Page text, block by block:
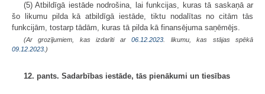
(5) Atbildīgā iestāde nodrošina, lai funkcijas, kuras tā saskaņā ar
šo likumu pilda kā atbildīgā iestāde, tiktu nodalītas no citām tās
funkcijām, tostarp tādām, kuras tā pilda kā finansējuma saņēmējs.
(Ar grozījumiem, kas izdarīti ar06.12.2023. likumu, kas stājas spēkā
09.12.2023.)
12. pants. Sadarbības iestāde, tās pienākumi un tiesības